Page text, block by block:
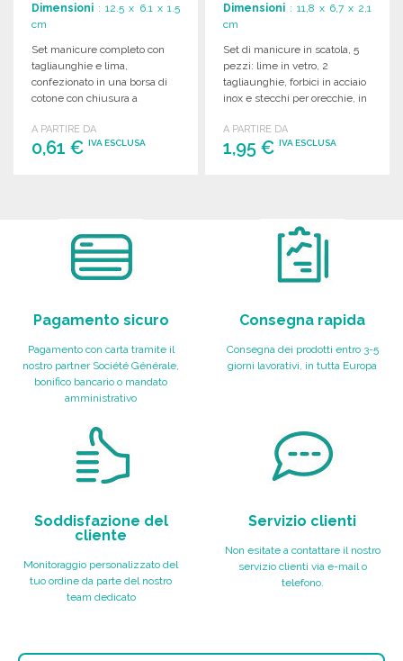
Dimensioni : 12.5 x 6.1 x 1.5
cm
Set manicure completo con
tagliaunghie e lima,
confezionato in una borsa di
cotone con chiusura a
A PARTIRE DA
0,61 € IVA ESCLUSA
Dimensioni : 11,8 x 6,7 x 2,1
cm
Set di manicure in scatola, 5
pezzi: lime in vetro, 2
tagliaunghie, forbici in acciaio
inox e stecchi per orecchie, in
A PARTIRE DA
1,95 €IVA ESCLUSA
Pagamento sicuro
Pagamento con carta tramite il
nostro partner Société Générale,
bonifico bancario o mandato
amministrativo
Consegna rapida
Consegna dei prodotti entro 3-5
giorni lavorativi, in tutta Europa
Soddisfazione del
cliente
Monitoraggio personalizzato del
tuo ordine da parte del nostro
team dedicato
Servizio clienti
Non esitate a contattare il nostro
servizio clienti via e-mail o
telefono.